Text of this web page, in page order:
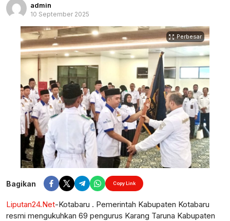
admin
10 September 2025
Perbesar
Bagikan Copy Link
Liputan24.Net-Kotabaru . Pemerintah Kabupaten Kotabaru
resmi mengukuhkan 69 pengurus Karang Taruna Kabupaten